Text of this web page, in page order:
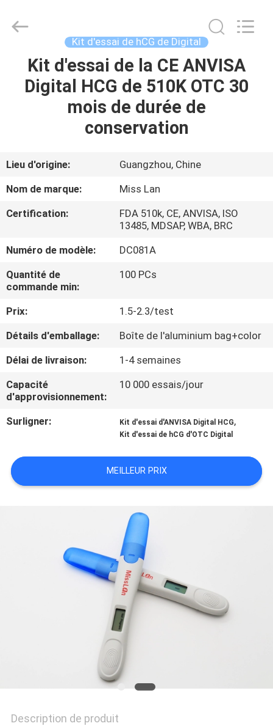
MAISON
PRODUITS
SUJET
DE
NOUS
VISITE
D'USINE
CONTRÔLE
QUALITÉ
CONTACTEZ-
NOUS
DEMANDEZ
Guangzhou
Decheng
Kit d'essai de hCG de Digital
Kit d'essai de la CE ANVISA
Digital HCG de 510K OTC 30
mois de durée de
conservation
Lieu d'origine:
Guangzhou, Chine
Nom de marque:
Miss Lan
Certification:
FDA 510k, CE, ANVISA, ISO
13485, MDSAP, WBA, BRC
Numéro de modèle:
DC081A
Quantité de
commande min:
100 PCs
Prix:
1.5-2.3/test
Détails d'emballage:
Boîte de l'aluminium bag+color
Délai de livraison:
1-4 semaines
Capacité
d'approvisionnement:
10 000 essais/jour
Surligner: Kit d'essai d'ANVISA Digital HCG,
Kit d'essai de hCG d'OTC Digital
MEILLEUR PRIX
Description de produit